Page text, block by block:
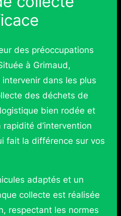
des préoccupations
à Grimaud,
intervenir dans les plus
des déchets de
bien rodée et
d’intervention
fait la différence sur vos
adaptés et un
collecte est réalisée
respectant les normes